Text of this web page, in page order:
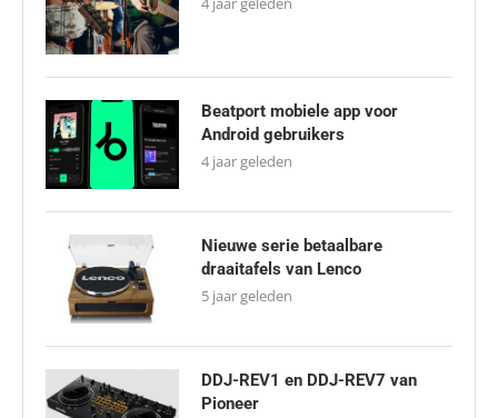
Beatport mobiele app voor
Android gebruikers
4 jaar geleden
Nieuwe serie betaalbare
draaitafels van Lenco
5 jaar geleden
DDJ-REV1 en DDJ-REV7 van
Pioneer